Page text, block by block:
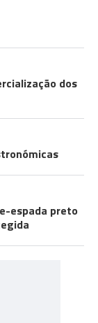
dos
espada preto